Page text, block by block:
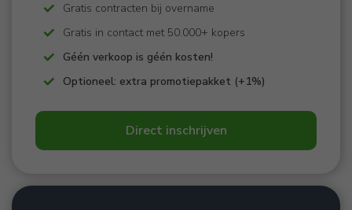
Gratis contracten bij overname
Gratis in contact met 50.000+ kopers
Géén verkoop is géén kosten!
Optioneel: extra promotiepakket (+1%)
Direct inschrijven